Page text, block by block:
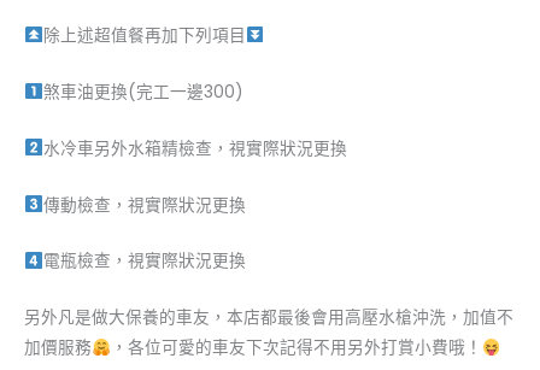
除上述超值餐再加下列項目
煞車油更換(完工一邊300)
水冷車另外水箱精檢查，視實際狀況更換
傳動檢查，視實際狀況更換
電瓶檢查，視實際狀況更換
另外凡是做大保養的車友，本店都最後會用高壓水槍沖洗，加值不
加價服務
，各位可愛的車友下次記得不用另外打賞小費哦！